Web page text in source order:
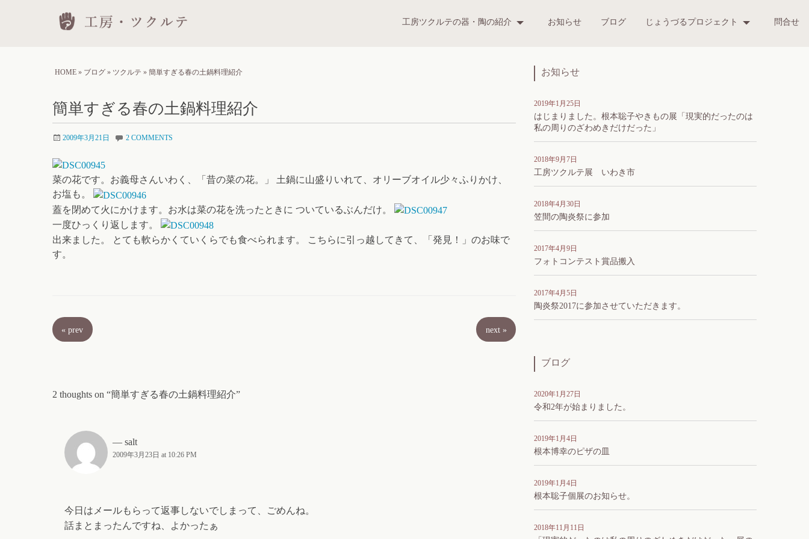
工房ツクルテの器・陶の紹介 お知らせ ブログ じょうづるプロジェクト 問合せ
HOME » ブログ » ツクルテ » 簡単すぎる春の土鍋料理紹介
簡単すぎる春の土鍋料理紹介
2009年3月21日 2 COMMENTS
菜の花です。お義母さんいわく、「昔の菜の花。」 土鍋に山盛りいれて、オリーブオイル少々ふりかけ、
お塩も。
蓋を閉めて火にかけます。お水は菜の花を洗ったときに ついているぶんだけ。
一度ひっくり返します。
出来ました。 とても軟らかくていくらでも食べられます。 こちらに引っ越してきて、「発見！」のお味で
す。
« prev next »
2 thoughts on “簡単すぎる春の土鍋料理紹介”
salt
2009年3月23日 at 10:26 PM
今日はメールもらって返事しないでしまって、ごめんね。
話まとまったんですね、よかったぁ
お知らせ
2019年1月25日
はじまりました。根本聡子やきもの展「現実的だったのは
私の周りのざわめきだけだった」
2018年9月7日
工房ツクルテ展 いわき市
2018年4月30日
笠間の陶炎祭に参加
2017年4月9日
フォトコンテスト賞品搬入
2017年4月5日
陶炎祭2017に参加させていただきます。
ブログ
2020年1月27日
令和2年が始まりました。
2019年1月4日
根本博幸のピザの皿
2019年1月4日
根本聡子個展のお知らせ。
2018年11月11日